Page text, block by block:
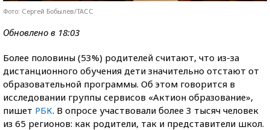
Фото: Сергей Бобылев/ТАСС
Обновлено в 18:03
Более половины (53%) родителей считают, что из-за
дистанционного обучения дети значительно отстают от
образовательной программы. Об этом говорится в
исследовании группы сервисов «Актион образование»,
пишет РБК. В опросе участвовали более 3 тысяч человек
из 65 регионов: как родители, так и представители школ.